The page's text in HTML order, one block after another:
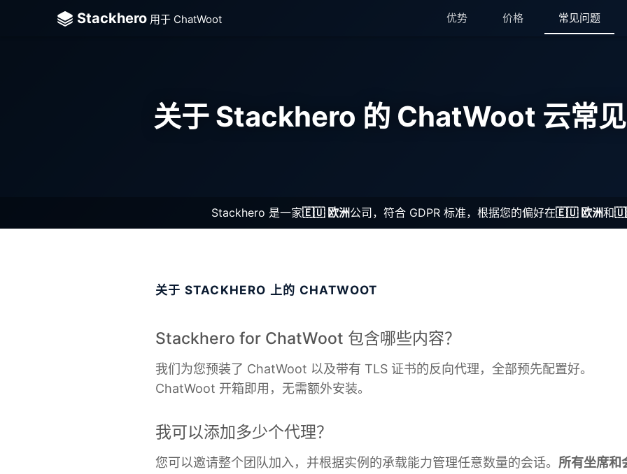
Stackhero 用于 ChatWoot 优势 价格 常见问题
Code-Hero
GitLab
Grafana
Kafka
Matomo
Mercure-Hub
关于 Stackhero 的 ChatWoot 云常
Stackhero 是一家🇪🇺 欧洲公司，符合 GDPR 标准，根据您的偏好在🇪🇺 欧洲和
关于 STACKHERO 上的 CHATWOOT
Stackhero for ChatWoot 包含哪些内容？
我们为您预装了 ChatWoot 以及带有 TLS 证书的反向代理，全部预先配置好。
ChatWoot 开箱即用，无需额外安装。
我可以添加多少个代理？
您可以邀请整个团队加入，并根据实例的承载能力管理任意数量的会话。 所有坐席和